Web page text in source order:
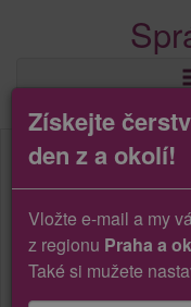
Získejte
den z a okolí!
Vložte e-mail a my
z regionu Praha a
Také si mužete